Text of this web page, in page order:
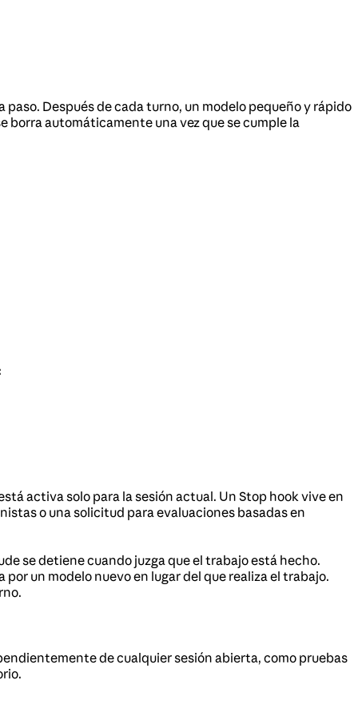
Después de cada turno, un modelo pequeño y rápido
borra automáticamente una vez que se cumple la
activa solo para la sesión actual. Un Stop hook vive en
o una solicitud para evaluaciones basadas en
se detiene cuando juzga que el trabajo está hecho.
un modelo nuevo en lugar del que realiza el trabajo.
de cualquier sesión abierta, como pruebas